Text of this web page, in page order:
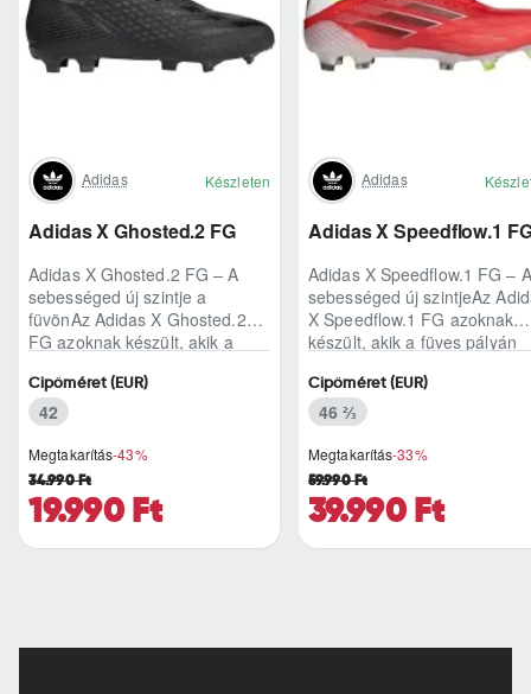
Adidas Készleten
Adidas X Ghosted.2 FG
Adidas X Ghosted.2 FG – A
sebességed új szintje a
füvönAz Adidas X Ghosted.2
FG azoknak készült, akik a
pillanataiban is azonnal r..
Megtakarítás-43%
19.990 Ft
34.990 Ft
Cipőméret (EUR)
42
Adidas
Adidas X Speedflow.1
Adidas X Speedflow.1 FG – A
sebességed új szintjeAz
X Speedflow.1 FG azoknak
készült, akik a füves pályán
ritmust diktál..
Megtakarítás-33%
39.990 Ft
59.990 Ft
Cipőméret (EUR)
46 ⅔